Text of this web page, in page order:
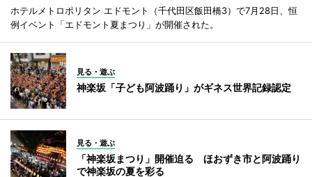
ホテルメトロポリタン エドモント（千代田区飯田橋3）で7月28日、恒
例イベント「エドモント夏まつり」が開催された。
見る・遊ぶ
神楽坂「子ども阿波踊り」がギネス世界記録認定
見る・遊ぶ
「神楽坂まつり」開催迫る ほおずき市と阿波踊り
で神楽坂の夏を彩る